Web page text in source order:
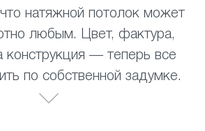
натяжной потолок может
любым. Цвет, фактура,
конструкция — теперь все
по собственной задумке.